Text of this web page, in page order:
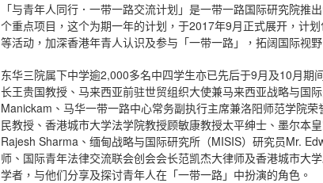
「与青年人同行．一带一路交流计划」是一带一路国际研究院
个重点项目，这个为期一年的计划，于2017年9月正式展开，计
等活动，加深香港年青人认识及参与「一带一路」，拓阔国际视
东华三院属下中学逾2,000多名中四学生亦已先后于9月及10月期
长王贵国教授、马来西亚前驻世贸组织大使兼马来西亚战略与国
Manickam、马华一带一路中心常务副执行主席兼洛阳师范学院
民教授、香港城市大学法学院教授顾敏康教授太平绅士、墨尔本
Rajesh Sharma、缅甸战略与国际研究所（MISIS）研究员Mr.
师、国际青年法律交流联会创会会长范凯杰大律师及香港城市大
学者，与他们分享及探讨青年人在「一带一路」中扮演的角色。